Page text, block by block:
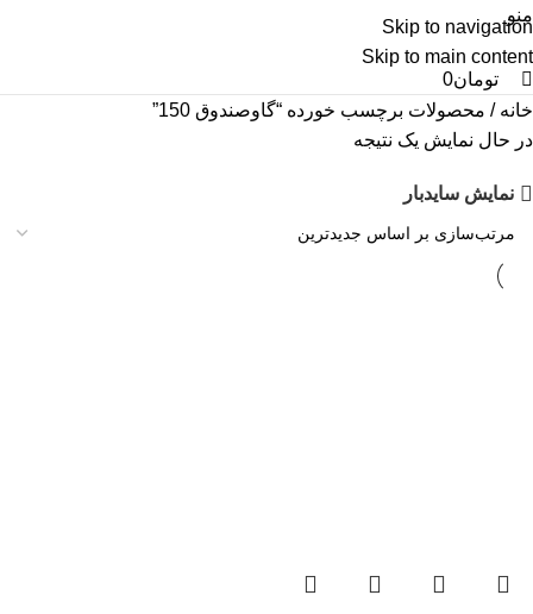
Skip to navigation
Skip to main content
منو
تومان0
خانه محصولات برچسب خورده “گاوصندوق 150”
در حال نمایش یک نتیجه
نمایش سایدبار